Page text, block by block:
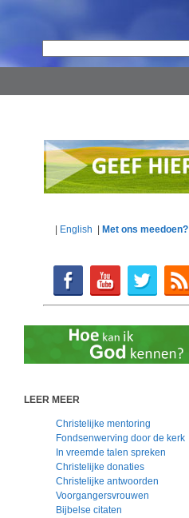
English Met ons meedoen?|
LEER MEER
Christelijke mentoring
Fondsenwerving door de kerk
In vreemde talen spreken
Christelijke donaties
Christelijke antwoorden
Voorgangersvrouwen
Bijbelse citaten